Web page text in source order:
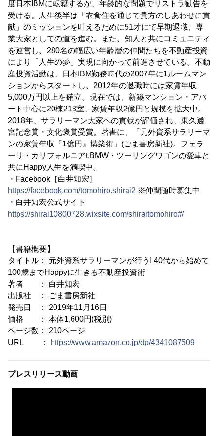
度日本IBMに転籍するが、年齢的な問題でリストラ勧告を
受ける。人生後半は「衣食住を通じて貴方のしあわせに貢
献」のミッションを叶えるために51才にて早期退職、専
業大家としての道を進む。また、知人と共にコミュニティ
を運営し、280名の幅広い年齢層の仲間たちを不動産投資
により「人生の夢」実現に向かって前進させている。不動
産投資活動は、日本IBM勤務時代の2007年に1ルームマン
ションからスタートし、2012年の退職時には家賃年収
5,000万円以上を確立。現在では、新築マンション・アパ
ート中心に20棟213室、家賃年収2億円と規模を拡大中。
2018年、サラリーマン大家への貢献が評価され、東久邇
宮記念賞・文化褒賞受賞。著書に、「元外資系サラリーマ
ンの家賃年収『1億円』構築術」(ごま書房新社)。フェラ
ーリ・カリフォルニアt,BMW・ツーリングワゴンの愛車と
共にHappy人生を満喫中。
・Facebook［白井知宏］
https://facebook.com/tomohiro.shirai2 ※仲間随時募集中
・白井知宏公式サイト
https://shirai10800728.wixsite.com/shiraitomohiro#/
【書籍概要】
タイトル： 元外資系サラリーマンが行う! 40代から始めて
100歳までHappyに生きる不動産投資術
著者 ： 白井知宏
出版社 ： ごま書房新社
発売日 ： 2019年11月16日
価格 ： 本体1,600円(税別)
ページ数： 210ページ
URL ：
https://www.amazon.co.jp/dp/4341087509
プレスリリース動画